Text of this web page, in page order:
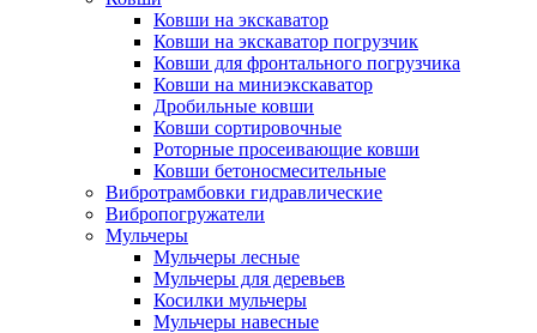
Ковши на экскаватор
Ковши на экскаватор погрузчик
Ковши для фронтального погрузчика
Ковши на миниэкскаватор
Дробильные ковши
Ковши сортировочные
Роторные просеивающие ковши
Ковши бетоносмесительные
Вибротрамбовки гидравлические
Вибропогружатели
Мульчеры
Мульчеры лесные
Мульчеры для деревьев
Косилки мульчеры
Мульчеры навесные